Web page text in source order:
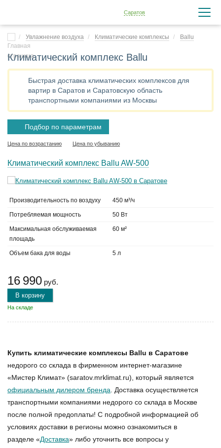
Саратов
Увлажнение воздуха Климатические комплексы Ballu
Климатический комплекс Ballu
Быстрая доставка климатических комплексов для
вартир в Саратов и Саратовскую область
транспортными компаниями из Москвы
Подбор по параметрам
Цена по возрастанию Цена по убыванию
Климатический комплекс Ballu AW-500
Производительность по воздуху 450 м³/ч
Потребляемая мощность 50 Вт
Максимальная обслуживаемая
площадь
60 м²
Объем бака для воды 5 л
16 990 руб.
В корзину
На складе
Купить климатические комплексы Ballu в Саратове
недорого со склада в фирменном интернет-магазине
«Мистер Климат» (saratov.mrklimat.ru), который является
официальным дилером бренда . Доставка осуществляется
транспортными компаниями недорого со склада в Москве
после полной предоплаты! С подробной информацией об
условиях доставки в регионы можно ознакомиться в
разделе «Доставка» либо уточнить все вопросы у